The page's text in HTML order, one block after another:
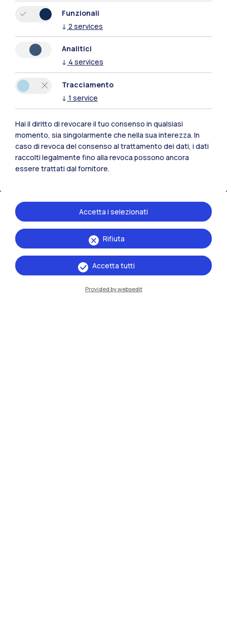
Polimi Community
Tutti i siti dell’ecosistema
IT
Sedi
Milano Leonardo
Funzionali
↓ 2 services
Analitici
↓ 4 services
Tracciamento
↓ 1 service
Hai il diritto di revocare il tuo consenso in qualsiasi
momento, sia singolarmente che nella sua interezza. In
caso di revoca del consenso al trattamento dei dati, i dati
raccolti legalmente fino alla revoca possono ancora
essere trattati dal fornitore.
Rifiuta
Accetta i selezionati
Accetta tutti
Provided by websedit